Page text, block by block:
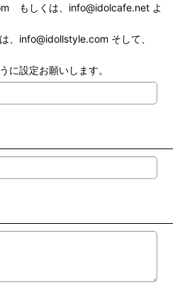
もしくは、info@idolcafe.net よ
、info@idollstyle.com そして、
に設定お願いします。